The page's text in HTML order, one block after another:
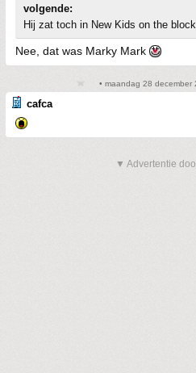
volgende:
Hij zat toch in New Kids on the
Nee, dat was Marky Mark
• maandag 28 december
cafca
▼ Advertentie